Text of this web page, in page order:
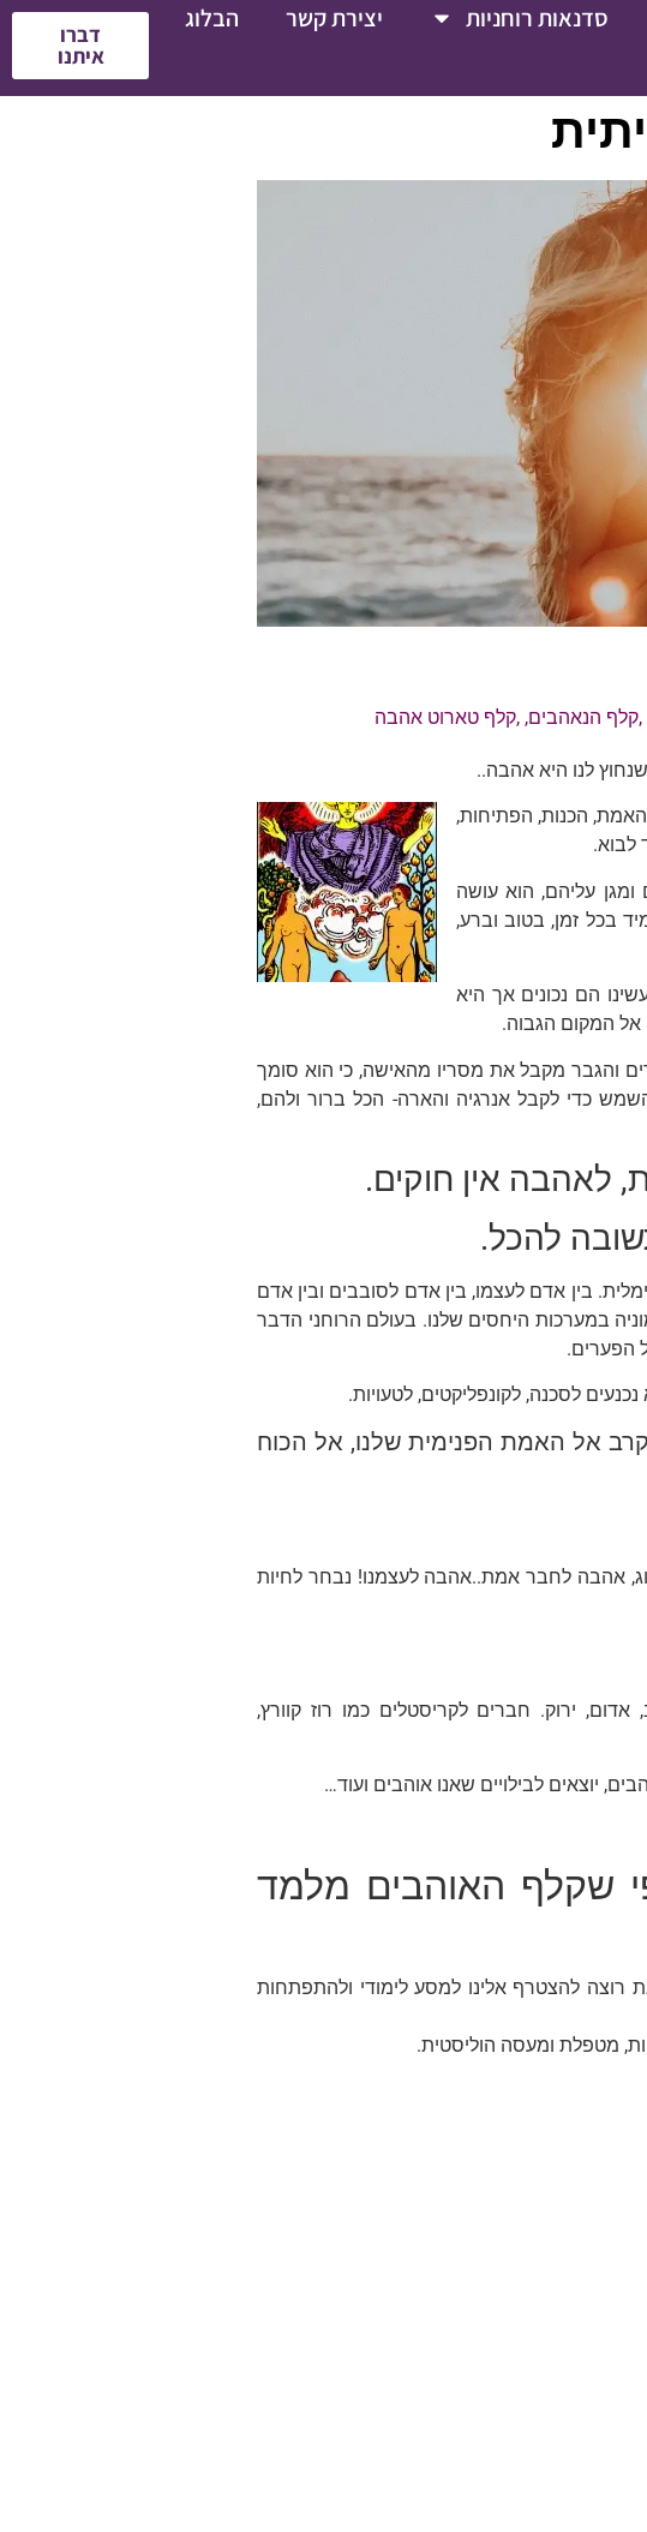
סדנאות רוחניות יצירת קשר
הבלוג
דברו
איתנו
,קלף הנאהבים, ,קלף טארוט אהבה
לנו היא אהבה..
הכנות, הפתיחות,
לבוא.
עליהם, הוא עושה
בכל זמן, בטוב וברע,
הם נכונים אך היא
אל המקום הגבוה.
והגבר מקבל את מסריו מהאישה, כי הוא סומך
כדי לקבל אנרגיה והארה- הכל ברור ולהם,
לאהבה אין חוקים.
להכל.
בין אדם לעצמו, בין אדם לסובבים ובין אדם
במערכות היחסים שלנו. בעולם הרוחני הדבר
הפערים.
נכנעים לסכנה, לקונפליקטים, לטעויות.
אל האמת הפנימית שלנו, אל הכוח
אהבה לחבר אמת..אהבה לעצמנו! נבחר לחיות
ירוק. חברים לקריסטלים כמו רוז קוורץ,
יוצאים לבילויים שאנו אוהבים ועוד…
שקלף האוהבים מלמד
#9 בקורס טארוט אם את רוצה להצטרף אלינו למסע לימודי ולהתפתחות
מטפלת ומעסה הוליסטית.